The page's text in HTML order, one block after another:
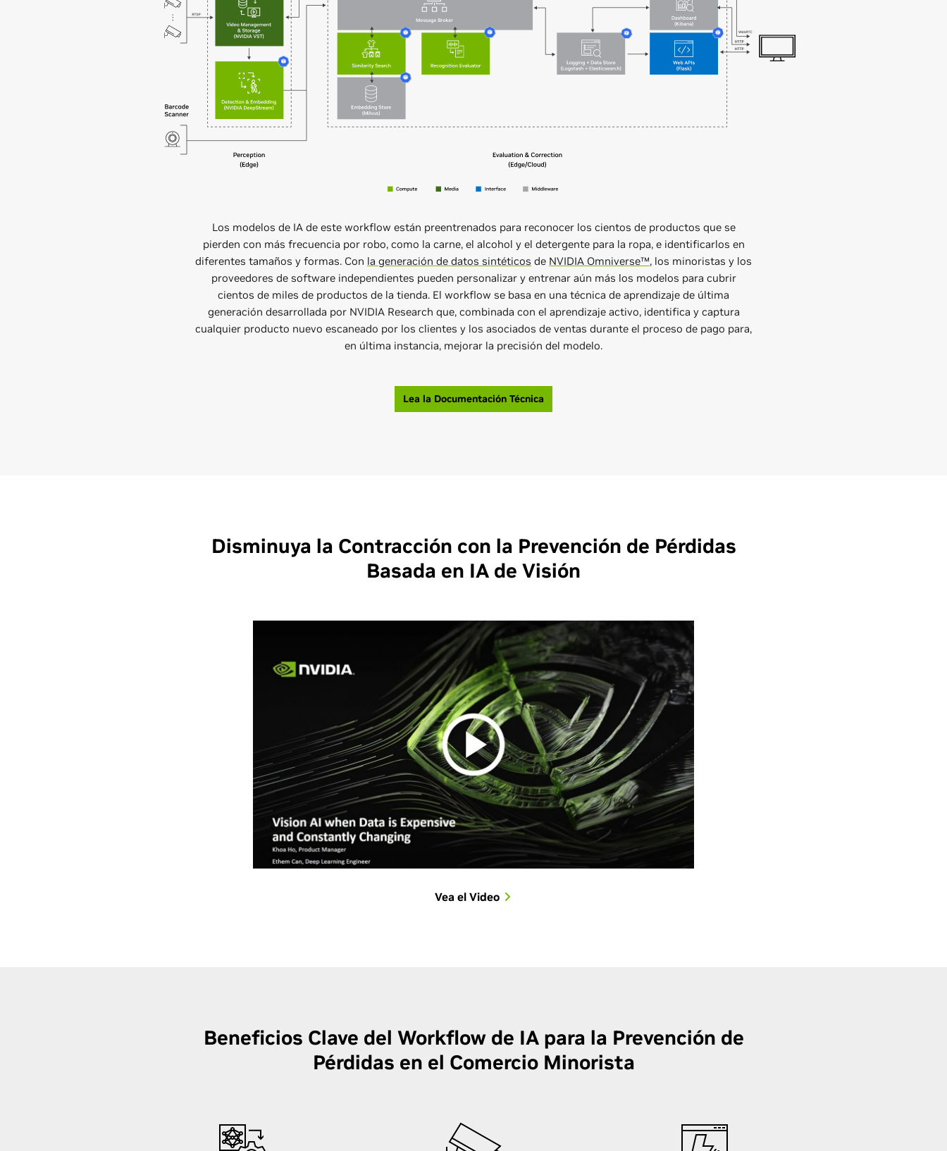
Los modelos de IA de este workflow están preentrenados para reconocer los cientos de productos que se
pierden con más frecuencia por robo, como la carne, el alcohol y el detergente para la ropa, e identificarlos en
diferentes tamaños y formas. Con la generación de datos sintéticos de NVIDIA Omniverse™, los minoristas y los
proveedores de software independientes pueden personalizar y entrenar aún más los modelos para cubrir
cientos de miles de productos de la tienda. El workflow se basa en una técnica de aprendizaje de última
generación desarrollada por NVIDIA Research que, combinada con el aprendizaje activo, identifica y captura
cualquier producto nuevo escaneado por los clientes y los asociados de ventas durante el proceso de pago para,
en última instancia, mejorar la precisión del modelo.
Lea la Documentación Técnica
Disminuya la Contracción con la Prevención de Pérdidas
Basada en IA de Visión
Vea el Video
Beneficios Clave del Workflow de IA para la Prevención de
Pérdidas en el Comercio Minorista